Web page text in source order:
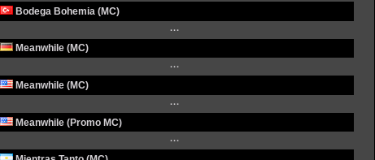
Bodega Bohemia (MC)
···
Meanwhile (MC)
···
Meanwhile (MC)
···
Meanwhile (Promo MC)
···